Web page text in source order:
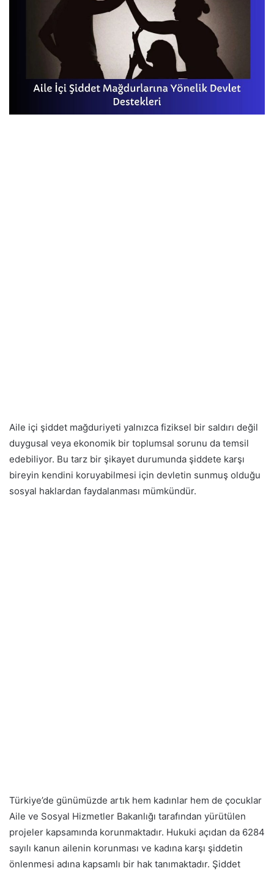
Aile içi şiddet mağduriyeti yalnızca fiziksel bir saldırı değil
duygusal veya ekonomik bir toplumsal sorunu da temsil
edebiliyor. Bu tarz bir şikayet durumunda şiddete karşı
bireyin kendini koruyabilmesi için devletin sunmuş olduğu
sosyal haklardan faydalanması mümkündür.
Türkiye’de günümüzde artık hem kadınlar hem de çocuklar
Aile ve Sosyal Hizmetler Bakanlığı tarafından yürütülen
projeler kapsamında korunmaktadır. Hukuki açıdan da 6284
sayılı kanun ailenin korunması ve kadına karşı şiddetin
önlenmesi adına kapsamlı bir hak tanımaktadır. Şiddet